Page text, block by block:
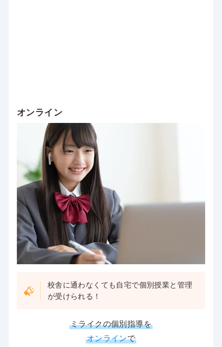
オンライン
校舎に通わなくても自宅で個別授業と管理
が受けられる！
ミライクの個別指導を
オンラインで